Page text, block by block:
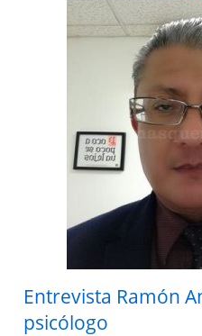
Entrevista Ramón
psicólogo